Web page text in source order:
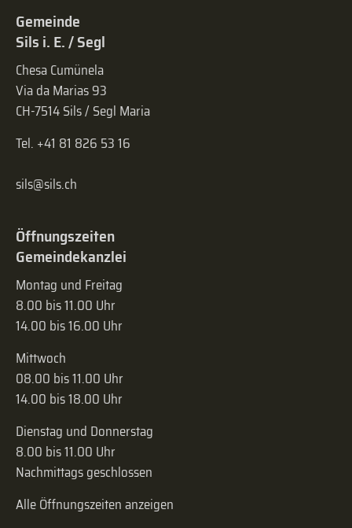
Gemeinde
Sils i. E. / Segl
Chesa Cumünela
Via da Marias 93
CH-7514 Sils / Segl Maria
Tel. +41 81 826 53 16
sils@sils.ch
Öffnungszeiten
Gemeindekanzlei
Montag und Freitag
8.00 bis 11.00 Uhr
14.00 bis 16.00 Uhr
Mittwoch
08.00 bis 11.00 Uhr
14.00 bis 18.00 Uhr
Dienstag und Donnerstag
8.00 bis 11.00 Uhr
Nachmittags geschlossen
Alle Öffnungszeiten anzeigen